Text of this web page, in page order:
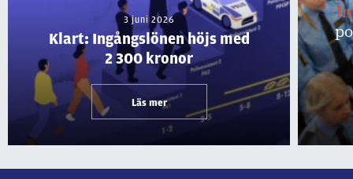
3 juni 2026
Klart: Ingångslönen höjs med
2 300 kronor
Läs mer